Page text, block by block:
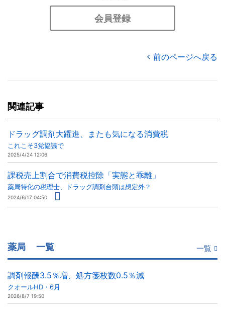
会員登録
前のページへ戻る
関連記事
ドラッグ調剤大躍進、またも気になる消費税
これこそ3党協議で
2025/4/24 12:06
課税売上割合で消費税控除「実態と乖離」
薬局特化の税理士、ドラッグ調剤台頭は想定外？
2024/6/17 04:50
薬局 一覧 一覧
調剤報酬3.5％増、処方箋枚数0.5％減
クオールHD・6月
2026/8/7 19:50